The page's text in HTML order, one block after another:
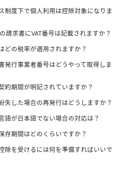
制度下で個人利用は控除対象になりま
請求書にVAT番号は記載されますか？
どの税率が適用されますか？
発行事業者番号はどうやって取得しま
約期間が明記されていますか？
失した場合の再発行はどうしますか？
語が日本語でない場合の対応は？
存期間はどのくらいですか？
除を受けるには何を準備すればいいで